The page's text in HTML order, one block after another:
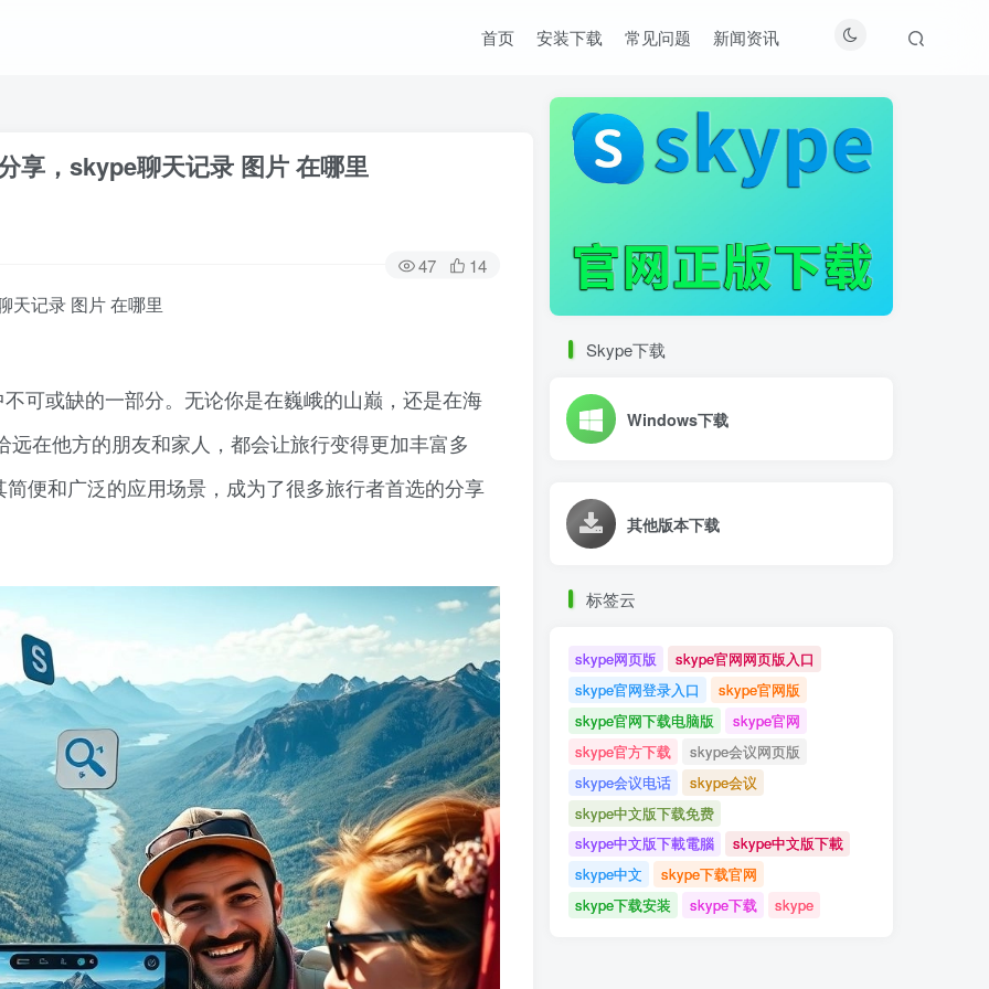
首页 安装下载 常见问题 新闻资讯
享，skype聊天记录 图片 在哪里
47 14
天记录 图片 在哪里
可或缺的一部分。无论你是在巍峨的山巅，还是在海
在他方的朋友和家人，都会让旅行变得更加丰富多
便和广泛的应用场景，成为了很多旅行者首选的分享
Skype下载
Windows下载
其他版本下载
标签云
skype网页版
skype官网网页版入口
skype官网登录入口
skype官网版
skype官网下载电脑版
skype官网
skype官方下载
skype会议网页版
skype会议电话
skype会议
skype中文版下载免费
skype中文版下載電腦
skype中文版下載
skype中文
skype下载官网
skype下载安装
skype下载 skype